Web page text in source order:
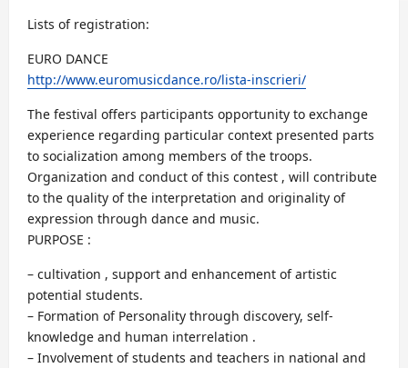
Lists of registration:
EURO DANCE
http://www.euromusicdance.ro/lista-inscrieri/
The festival offers participants opportunity to exchange
experience regarding particular context presented parts
to socialization among members of the troops.
Organization and conduct of this contest , will contribute
to the quality of the interpretation and originality of
expression through dance and music.
PURPOSE :
– cultivation , support and enhancement of artistic
potential students.
– Formation of Personality through discovery, self-
knowledge and human interrelation .
– Involvement of students and teachers in national and